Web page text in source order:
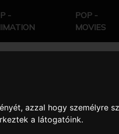
azzal hogy személyre
a látogatóink.
-
POP -
MOVIES